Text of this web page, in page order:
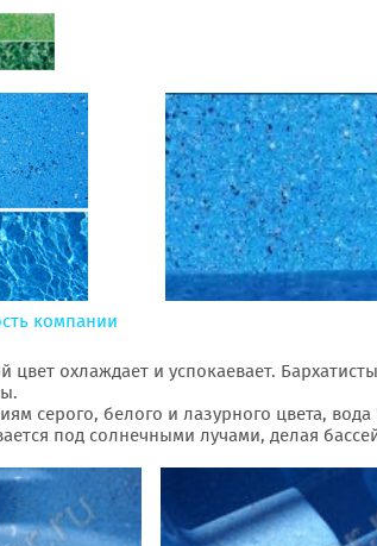
компании
цвет охлаждает и успокаевает.
серого, белого и лазурного цвета, вода
под солнечными лучами, делая